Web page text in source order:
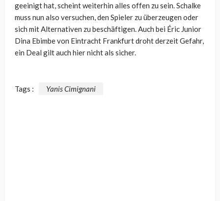
geeinigt hat, scheint weiterhin alles offen zu sein. Schalke
muss nun also versuchen, den Spieler zu überzeugen oder
sich mit Alternativen zu beschäftigen. Auch bei Éric Junior
Dina Ebimbe von Eintracht Frankfurt droht derzeit Gefahr,
ein Deal gilt auch hier nicht als sicher.
Tags : Yanis Cimignani